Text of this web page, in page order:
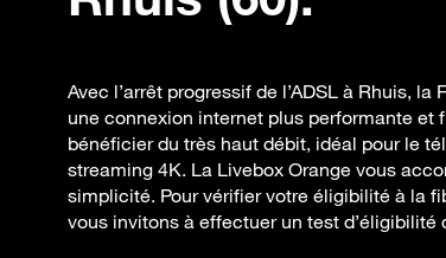
Avec l’arrêt progressif de l’ADSL à Rhuis,
une connexion internet plus performante
bénéficier du très haut débit, idéal pour le
streaming 4K. La Livebox Orange vous
simplicité. Pour vérifier votre éligibilité à la
vous invitons à effectuer un test d’éligibilité